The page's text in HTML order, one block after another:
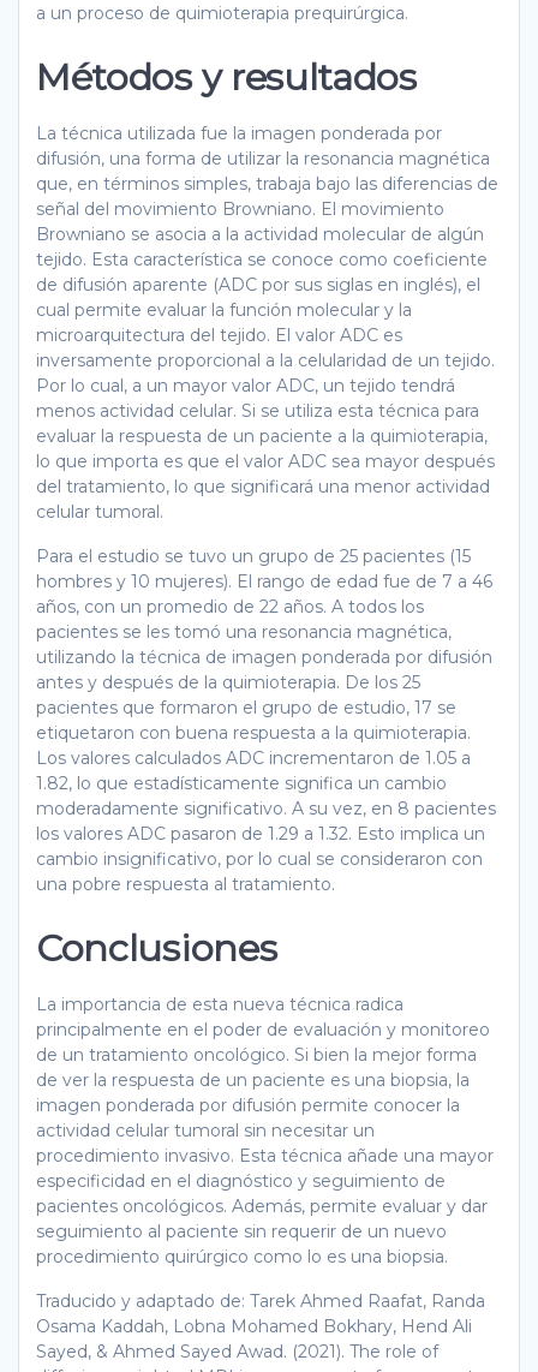
a un proceso de quimioterapia prequirúrgica.
Métodos y resultados
La técnica utilizada fue la imagen ponderada por
difusión, una forma de utilizar la resonancia magnética
que, en términos simples, trabaja bajo las diferencias de
señal del movimiento Browniano. El movimiento
Browniano se asocia a la actividad molecular de algún
tejido. Esta característica se conoce como coeficiente
de difusión aparente (ADC por sus siglas en inglés), el
cual permite evaluar la función molecular y la
microarquitectura del tejido. El valor ADC es
inversamente proporcional a la celularidad de un tejido.
Por lo cual, a un mayor valor ADC, un tejido tendrá
menos actividad celular. Si se utiliza esta técnica para
evaluar la respuesta de un paciente a la quimioterapia,
lo que importa es que el valor ADC sea mayor después
del tratamiento, lo que significará una menor actividad
celular tumoral.
Para el estudio se tuvo un grupo de 25 pacientes (15
hombres y 10 mujeres). El rango de edad fue de 7 a 46
años, con un promedio de 22 años. A todos los
pacientes se les tomó una resonancia magnética,
utilizando la técnica de imagen ponderada por difusión
antes y después de la quimioterapia. De los 25
pacientes que formaron el grupo de estudio, 17 se
etiquetaron con buena respuesta a la quimioterapia.
Los valores calculados ADC incrementaron de 1.05 a
1.82, lo que estadísticamente significa un cambio
moderadamente significativo. A su vez, en 8 pacientes
los valores ADC pasaron de 1.29 a 1.32. Esto implica un
cambio insignificativo, por lo cual se consideraron con
una pobre respuesta al tratamiento.
Conclusiones
La importancia de esta nueva técnica radica
principalmente en el poder de evaluación y monitoreo
de un tratamiento oncológico. Si bien la mejor forma
de ver la respuesta de un paciente es una biopsia, la
imagen ponderada por difusión permite conocer la
actividad celular tumoral sin necesitar un
procedimiento invasivo. Esta técnica añade una mayor
especificidad en el diagnóstico y seguimiento de
pacientes oncológicos. Además, permite evaluar y dar
seguimiento al paciente sin requerir de un nuevo
procedimiento quirúrgico como lo es una biopsia.
Traducido y adaptado de: Tarek Ahmed Raafat, Randa
Osama Kaddah, Lobna Mohamed Bokhary, Hend Ali
Sayed, & Ahmed Sayed Awad. (2021). The role of